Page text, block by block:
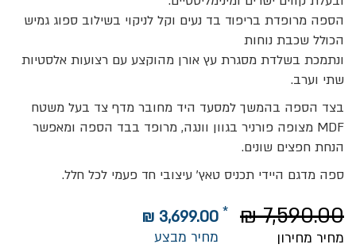
הספה מרופדת בריפוד בד נעים וקל לניקוי בשילוב ספוג גמיש
הכולל שכבת נוחות
ונתמכת בשלדת מסגרת עץ אורן מהוקצע עם רצועות אלסטיות
שתי וערב.
בצד הספה בהמשך למסעד היד מחובר מדף צד בעל משטח
MDF מצופה פורניר בגוון וונגה, מרופד בבד הספה ומאפשר
הנחת חפצים שונים.
ספה מדגם היידי תכניס טאץ' עיצובי חד פעמי לכל חלל.
מחיר מבצע
3,699.00 ₪
מחיר מחירון
7,590.00 ₪